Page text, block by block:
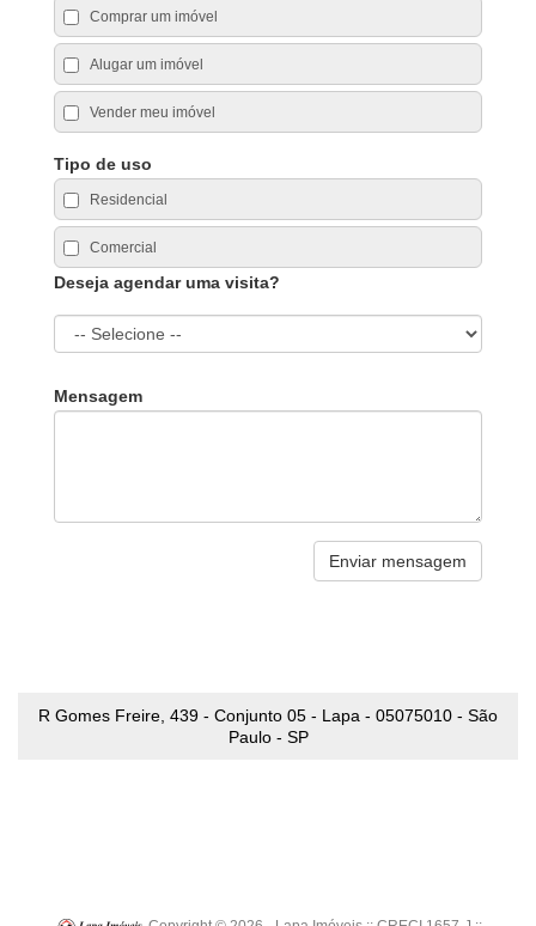
Comprar um imóvel
Alugar um imóvel
Vender meu imóvel
Tipo de uso
Residencial
Comercial
Deseja agendar uma visita?
Mensagem
R Gomes Freire, 439 - Conjunto 05 - Lapa - 05075010 - São
Paulo - SP